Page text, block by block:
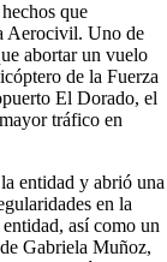
que
Aerocivil. Uno de
abortar un vuelo
de la Fuerza
El Dorado, el
tráfico en
entidad y abrió una
en la
así como un
Gabriela Muñoz,